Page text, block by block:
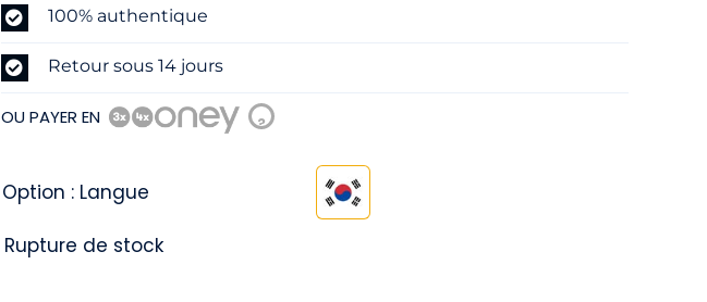
100% authentique
Retour sous 14 jours
OU PAYER EN ?
Option : Langue
Rupture de stock